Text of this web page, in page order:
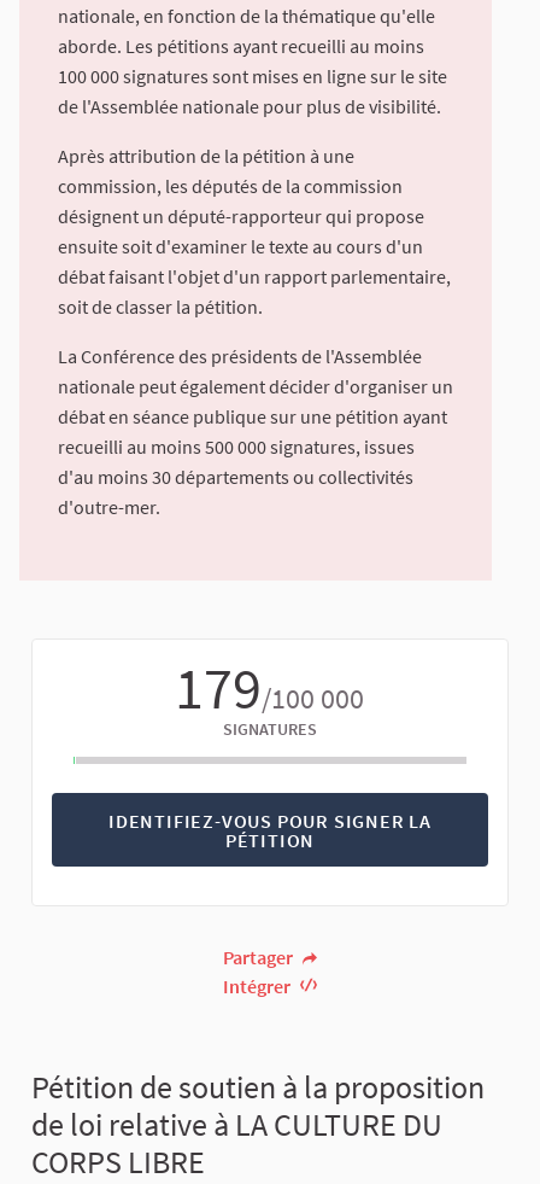
nationale, en fonction de la thématique qu'elle
aborde. Les pétitions ayant recueilli au moins
100 000 signatures sont mises en ligne sur le site
de l'Assemblée nationale pour plus de visibilité.
Après attribution de la pétition à une
commission, les députés de la commission
désignent un député-rapporteur qui propose
ensuite soit d'examiner le texte au cours d'un
débat faisant l'objet d'un rapport parlementaire,
soit de classer la pétition.
La Conférence des présidents de l'Assemblée
nationale peut également décider d'organiser un
débat en séance publique sur une pétition ayant
recueilli au moins 500 000 signatures, issues
d'au moins 30 départements ou collectivités
d'outre-mer.
179/100 000
SIGNATURES
IDENTIFIEZ-VOUS POUR SIGNER LA
PÉTITION
Partager
Intégrer
Pétition de soutien à la proposition
de loi relative à LA CULTURE DU
CORPS LIBRE